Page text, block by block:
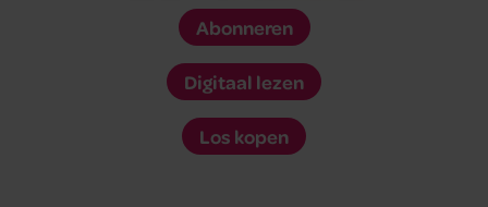
Abonneren
Digitaal lezen
Los kopen